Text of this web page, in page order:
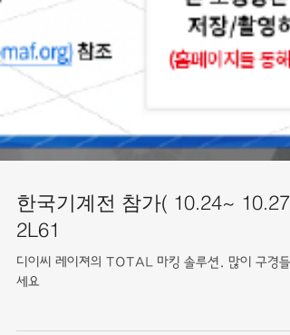
한국기계전 참가( 10.24~ 10.27)
2L61
디이씨 레이져의 TOTAL 마킹 솔루션. 많이 구경들